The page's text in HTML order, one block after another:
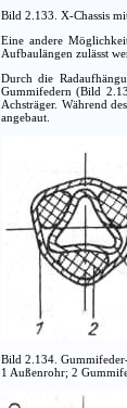
Bild 2.133. X-Chassis
Eine andere
Aufbaulängen zulässt
Durch die
Gummifedern (Bild
Achsträger. Während
angebaut.
Bild 2.134.
1 Außenrohr; 2